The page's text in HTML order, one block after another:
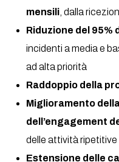
mensili , dalla
Riduzione del 95%
incidenti a media e
ad alta priorità
Raddoppio della
Miglioramento
dell’engagement
delle attività ripetitive
Estensione delle